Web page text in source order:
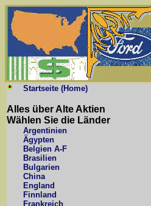
Startseite (Home)
Alles über Alte Aktien
Wählen Sie die Länder
Argentinien
Ägypten
Belgien A-F
Brasilien
Bulgarien
China
England
Finnland
Frankreich